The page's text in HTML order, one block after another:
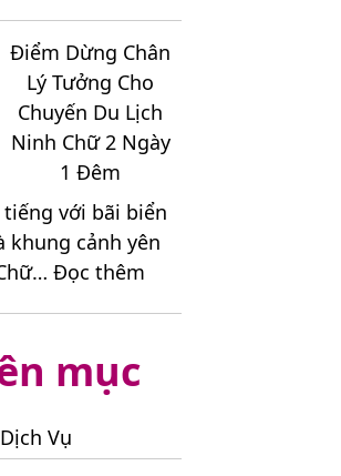
Cao
Măng
Đen
Sách
Điểm
Đến
Hấp
Dẫn
Kết
Hợp
Khi
Đi
Đà
Ngày
Điểm Dừng Chân
Lý Tưởng Cho
Chuyến Du Lịch
Ninh Chữ 2 Ngày
1 Đêm
với bãi biển
khung cảnh yên
Đọc thêm
mục
Dịch Vụ